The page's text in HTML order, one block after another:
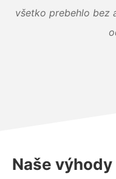
všetko prebehlo bez
Naše výhody